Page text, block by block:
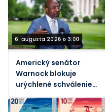
6. augusta 2026 o 3:00
Americký senátor
Warnock blokuje
urýchlené schválenie
„pekelného“ zákona o
sankciách voči Rusku